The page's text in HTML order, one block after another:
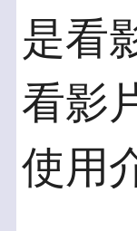
是看
看影
使用